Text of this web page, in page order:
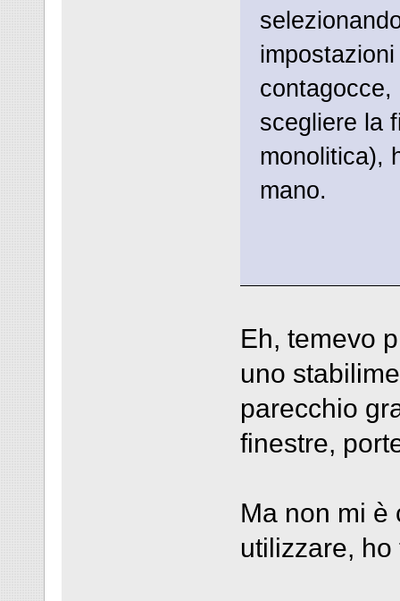
scegliere la
monolitica),
mano.
Eh, temevo
uno
parecchio
finestre,
Ma non mi è
utilizzare,